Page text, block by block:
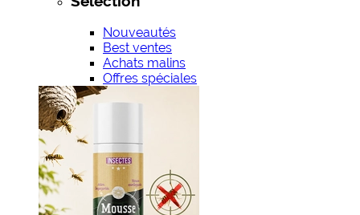
Nouveautés
Best ventes
Achats malins
Offres spéciales